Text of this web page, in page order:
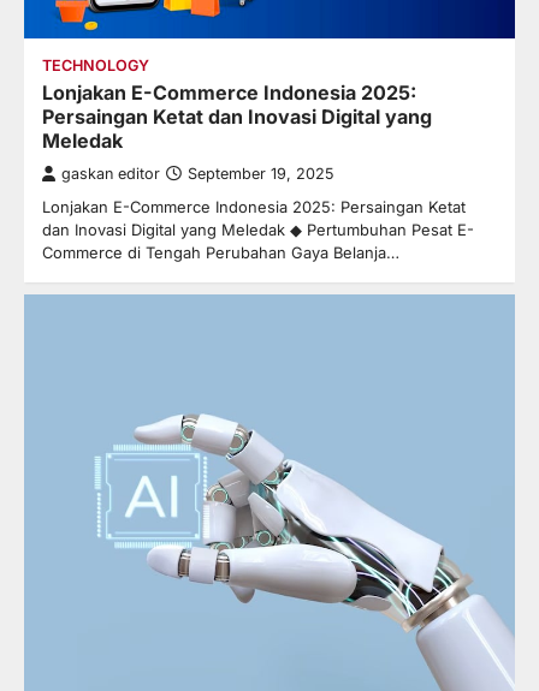
TECHNOLOGY
Lonjakan E-Commerce Indonesia 2025:
Persaingan Ketat dan Inovasi Digital yang
Meledak
gaskan editor September 19, 2025
Lonjakan E-Commerce Indonesia 2025: Persaingan Ketat
dan Inovasi Digital yang Meledak ◆ Pertumbuhan Pesat E-
Commerce di Tengah Perubahan Gaya Belanja…